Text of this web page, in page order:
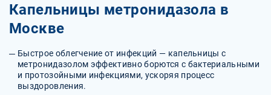
Капельницы метронидазола в
Москве
Быстрое облегчение от инфекций — капельницы с
метронидазолом эффективно борются с бактериальными
и протозойными инфекциями, ускоряя процесс
выздоровления.